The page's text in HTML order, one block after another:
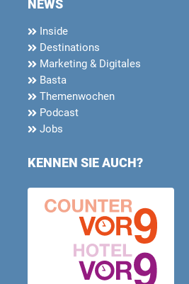
NEWS
Inside
Destinations
Marketing & Digitales
Basta
Themenwochen
Podcast
Jobs
KENNEN SIE AUCH?